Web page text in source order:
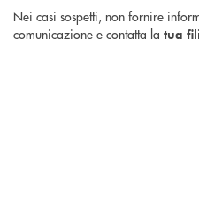
Nei casi sospetti, non fornire
comunicazione e contatta la tua